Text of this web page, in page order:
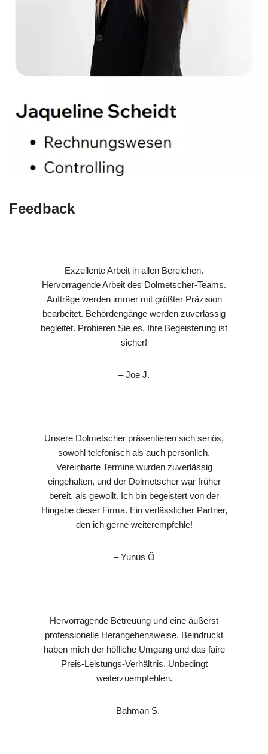
Feedback
Exzellente Arbeit in allen Bereichen.
Hervorragende Arbeit des Dolmetscher-Teams.
Aufträge werden immer mit größter Präzision
bearbeitet. Behördengänge werden zuverlässig
begleitet. Probieren Sie es, Ihre Begeisterung ist
sicher!
– Joe J.
Unsere Dolmetscher präsentieren sich seriös,
sowohl telefonisch als auch persönlich.
Vereinbarte Termine wurden zuverlässig
eingehalten, und der Dolmetscher war früher
bereit, als gewollt. Ich bin begeistert von der
Hingabe dieser Firma. Ein verlässlicher Partner,
den ich gerne weiterempfehle!
– Yunus Ö
Hervorragende Betreuung und eine äußerst
professionelle Herangehensweise. Beindruckt
haben mich der höfliche Umgang und das faire
Preis-Leistungs-Verhältnis. Unbedingt
weiterzuempfehlen.
– Bahman S.